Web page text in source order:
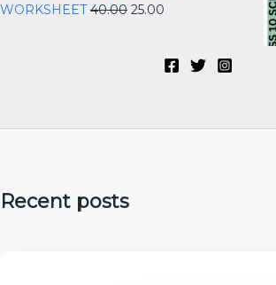
WORKSHEET 40.00 25.00
Recent posts